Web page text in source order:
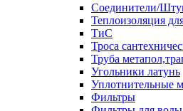
Соединители/
Теплоизоляция
ТиС
Троса
Труба
Угольники латунь
Уплотнительные
Фильтры